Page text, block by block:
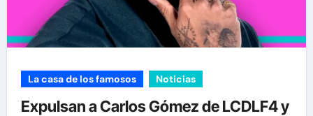
La casa de los famosos Noticias
Expulsan a Carlos Gómez de LCDLF4 y